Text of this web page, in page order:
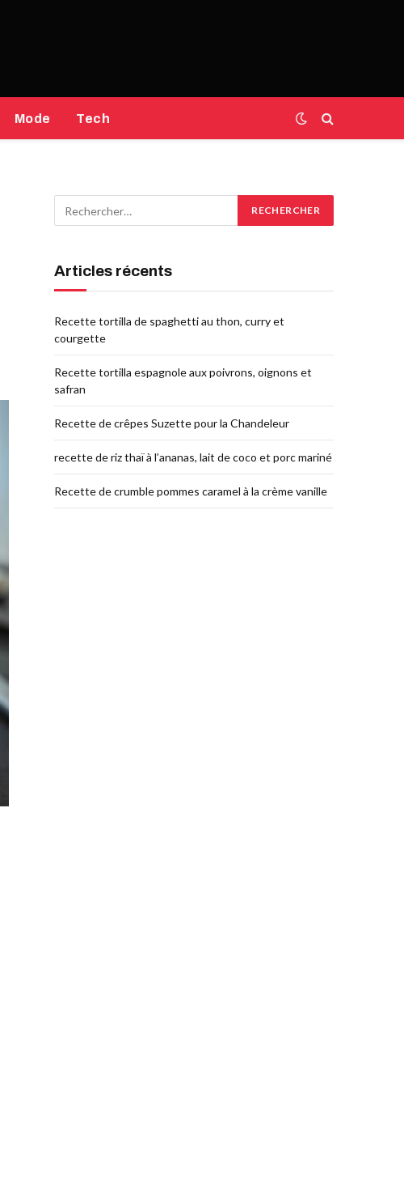
Mode Tech
Articles récents
Recette tortilla de spaghetti au thon, curry et
courgette
Recette tortilla espagnole aux poivrons, oignons et
safran
Recette de crêpes Suzette pour la Chandeleur
recette de riz thaï à l’ananas, lait de coco et porc mariné
Recette de crumble pommes caramel à la crème vanille